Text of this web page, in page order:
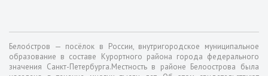
Белоо́стров — посёлок в России, внутригородское муниципальное
образование в составе Курортного района города федерального
значения Санкт-Петербурга.Местность в районе Белоострова была